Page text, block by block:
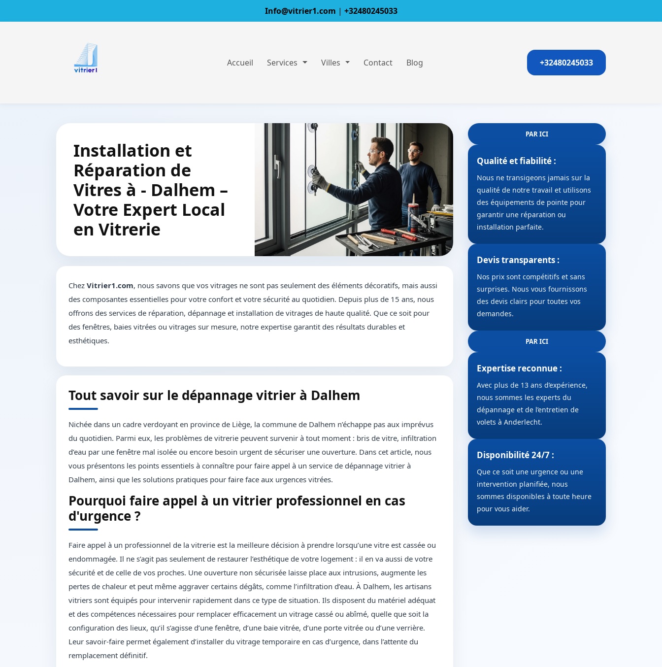
Info@vitrier1.com | +32480245033
Accueil Services Villes Contact Blog +32480245033
Installation et
Réparation de
Vitres à - Dalhem –
Votre Expert Local
en Vitrerie
Chez Vitrier1.com, nous savons que vos vitrages ne sont pas seulement des éléments décoratifs, mais aussi
des composantes essentielles pour votre confort et votre sécurité au quotidien. Depuis plus de 15 ans, nous
offrons des services de réparation, dépannage et installation de vitrages de haute qualité. Que ce soit pour
des fenêtres, baies vitrées ou vitrages sur mesure, notre expertise garantit des résultats durables et
esthétiques.
Tout savoir sur le dépannage vitrier à Dalhem
Nichée dans un cadre verdoyant en province de Liège, la commune de Dalhem n’échappe pas aux imprévus
du quotidien. Parmi eux, les problèmes de vitrerie peuvent survenir à tout moment : bris de vitre, infiltration
d’eau par une fenêtre mal isolée ou encore besoin urgent de sécuriser une ouverture. Dans cet article, nous
vous présentons les points essentiels à connaître pour faire appel à un service de dépannage vitrier à
Dalhem, ainsi que les solutions pratiques pour faire face aux urgences vitrées.
Pourquoi faire appel à un vitrier professionnel en cas
d'urgence ?
Faire appel à un professionnel de la vitrerie est la meilleure décision à prendre lorsqu’une vitre est cassée ou
endommagée. Il ne s’agit pas seulement de restaurer l’esthétique de votre logement : il en va aussi de votre
sécurité et de celle de vos proches. Une ouverture non sécurisée laisse place aux intrusions, augmente les
pertes de chaleur et peut même aggraver certains dégâts, comme l’infiltration d’eau. À Dalhem, les artisans
vitriers sont équipés pour intervenir rapidement dans ce type de situation. Ils disposent du matériel adéquat
et des compétences nécessaires pour remplacer efficacement un vitrage cassé ou abîmé, quelle que soit la
configuration des lieux, qu’il s’agisse d’une fenêtre, d’une baie vitrée, d’une porte vitrée ou d’une verrière.
Leur savoir-faire permet également d’installer du vitrage temporaire en cas d’urgence, dans l’attente du
remplacement définitif.
PAR ICI
Qualité et fiabilité :
Nous ne transigeons jamais sur la
qualité de notre travail et utilisons
des équipements de pointe pour
garantir une réparation ou
installation parfaite.
Devis transparents :
Nos prix sont compétitifs et sans
surprises. Nous vous fournissons
des devis clairs pour toutes vos
demandes.
PAR ICI
Expertise reconnue :
Avec plus de 13 ans d’expérience,
nous sommes les experts du
dépannage et de l’entretien de
volets à Anderlecht.
Disponibilité 24/7 :
Que ce soit une urgence ou une
intervention planifiée, nous
sommes disponibles à toute heure
pour vous aider.